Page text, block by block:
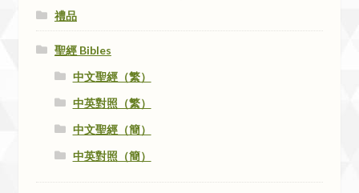
禮品
聖經 Bibles
中文聖經（繁）
中英對照（繁）
中文聖經（簡）
中英對照（簡）